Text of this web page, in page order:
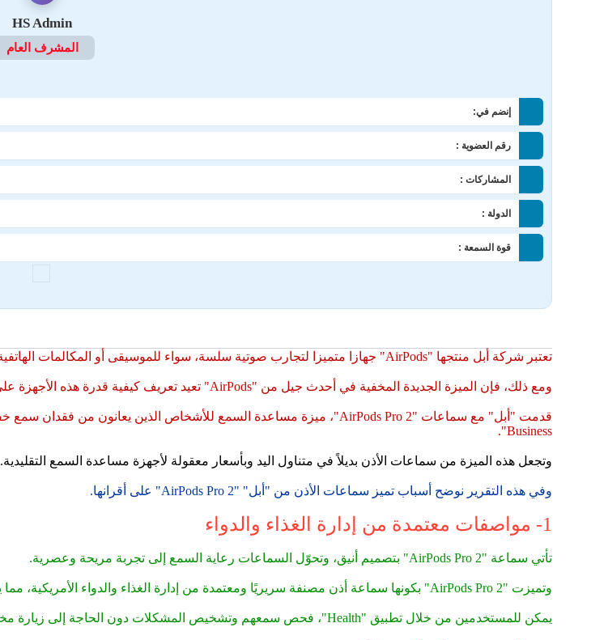
HS Admin
المشرف العام
إنضم في:
رقم العضوية :
المشاركات :
الدولة :
قوة السمعة :
تعتبر شركة أبل منتجها "AirPods" جهازا متميزا لتجارب صوتية سلسة، سواء للموسيقى أو المكالمات الهاتفية أو البث الصوتي.
ومع ذلك، فإن الميزة الجديدة المخفية في أحدث جيل من "AirPods" تعيد تعريف كيفية قدرة هذه الأجهزة على خدمة جمهور أوسع.
Business".
وتجعل هذه الميزة من سماعات الأذن بديلاً في متناول اليد وبأسعار معقولة لأجهزة مساعدة السمع التقليدية.
وفي هذه التقرير نوضح أسباب تميز سماعات الأذن من "أبل" "AirPods Pro 2" على أقرانها.
1- مواصفات معتمدة من إدارة الغذاء والدواء
تأتي سماعة "AirPods Pro 2" بتصميم أنيق، وتحوّل السماعات رعاية السمع إلى تجربة مريحة وعصرية.
وتميزت "AirPods Pro 2" بكونها سماعة أذن مصنفة سريريًا ومعتمدة من إدارة الغذاء والدواء الأمريكية، مما يجعلها أداة متقدمة لإجراء اختبارات السمع بسهولة من المنزل.
يمكن للمستخدمين من خلال تطبيق "Health"، فحص سمعهم وتشخيص المشكلات دون الحاجة إلى زيارة مختصي السمع أو شراء أجهزة طبية مكلفة.